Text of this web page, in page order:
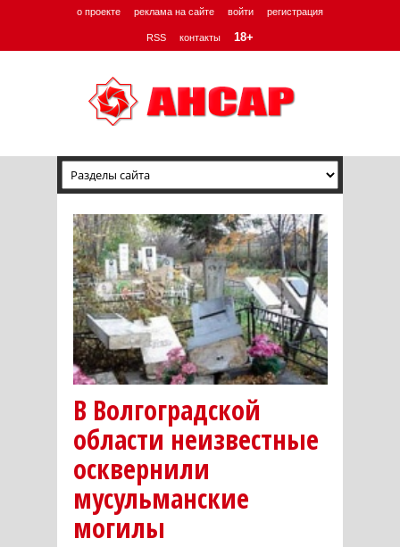
о проекте реклама на сайте войти регистрация
RSS контакты 18+
В Волгоградской
области неизвестные
осквернили
мусульманские
могилы